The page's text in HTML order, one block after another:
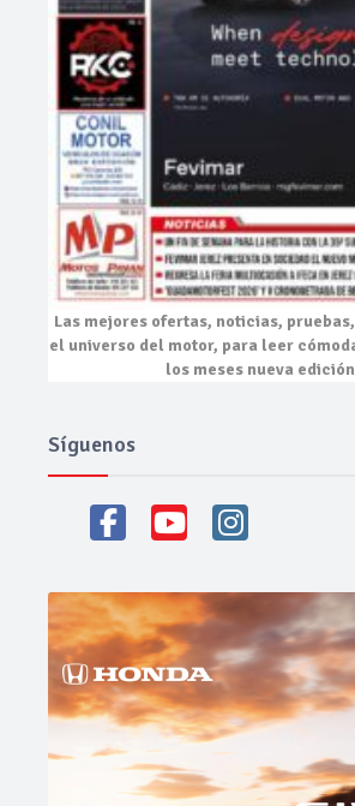
Las mejores ofertas, noticias,
el universo del motor, para leer
los meses nueva
Síguenos